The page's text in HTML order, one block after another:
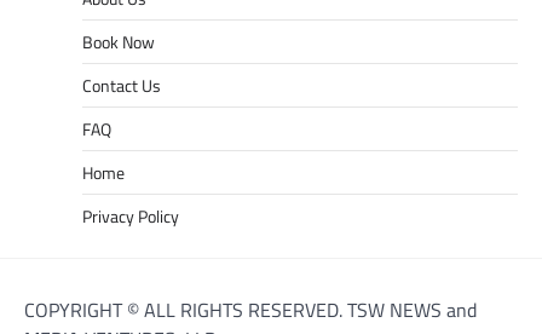
Book Now
Contact Us
FAQ
Home
Privacy Policy
COPYRIGHT © ALL RIGHTS RESERVED. TSW NEWS and